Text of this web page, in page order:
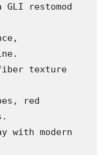
GLI restomod
texture
red
with modern